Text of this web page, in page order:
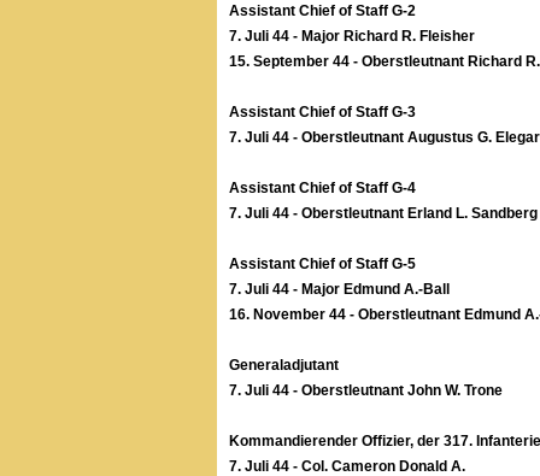
Assistant Chief of Staff G-2
7. Juli 44 - Major Richard R. Fleisher
15. September 44 - Oberstleutnant Richard
Assistant Chief of Staff G-3
7. Juli 44 - Oberstleutnant Augustus G. Elegar
Assistant Chief of Staff G-4
7. Juli 44 - Oberstleutnant Erland L. Sandberg
Assistant Chief of Staff G-5
7. Juli 44 - Major Edmund A.-Ball
16. November 44 - Oberstleutnant Edmund
Generaladjutant
7. Juli 44 - Oberstleutnant John W. Trone
Kommandierender Offizier, der 317.
7. Juli 44 - Col. Cameron Donald A.